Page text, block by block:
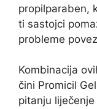
propilparaben,
ti sastojci
probleme
Kombinacija
čini Promicil
pitanju liječenje